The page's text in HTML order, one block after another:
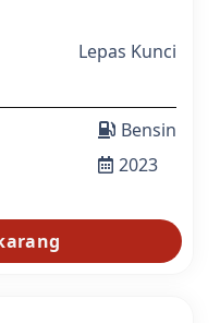
Lepas Kunci
Bensin
2023